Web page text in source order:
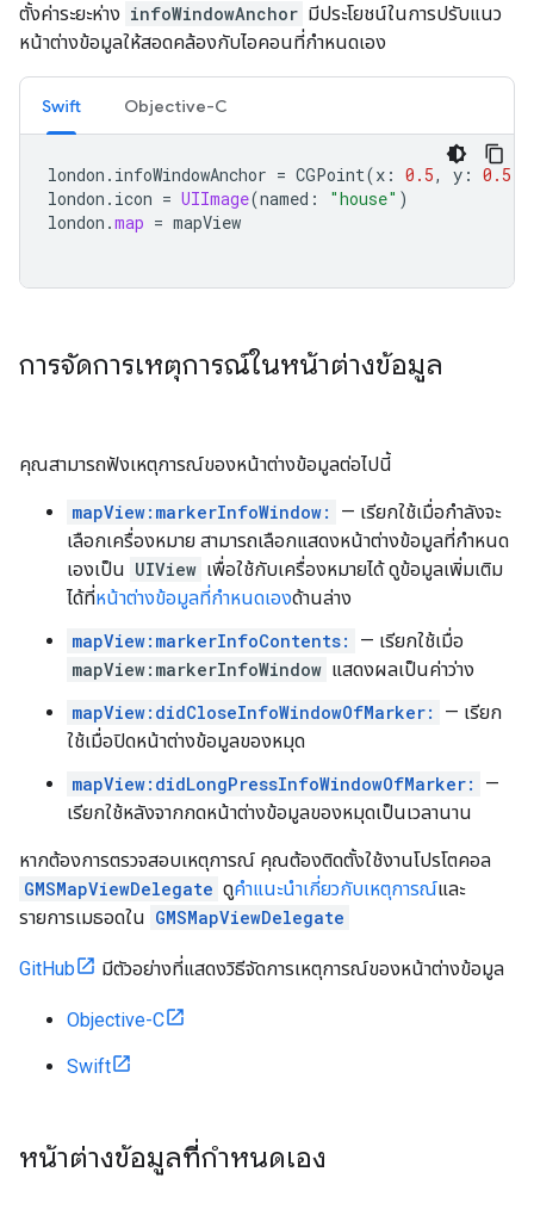
ตั้งค่าระยะห่าง infoWindowAnchor มีประโยชน์ในการปรับแนว
หน้าต่างข้อมูลให้สอดคล้องกับไอคอนที่กำหนดเอง
Swift Objective-C
london . infoWindowAnchor = CGPoint(x : 0.5, y : 0.5
london . icon = UIImage(named : "house" )
london .map = mapView
การจัดการเหตุการณ์ในหน้าต่างข้อมูล
คุณสามารถฟังเหตุการณ์ของหน้าต่างข้อมูลต่อไปนี้
mapView:markerInfoWindow:
— เรียกใช้เมื่อกําลังจะ
เลือกเครื่องหมาย สามารถเลือกแสดงหน้าต่างข้อมูลที่กำหนด
เองเป็น UIView เพื่อใช้กับเครื่องหมายได้ ดูข้อมูลเพิ่มเติม
ได้ที่หน้าต่างข้อมูลที่กำหนดเองด้านล่าง
mapView:markerInfoContents:
— เรียกใช้เมื่อ
mapView:markerInfoWindow แสดงผลเป็นค่าว่าง
mapView:didCloseInfoWindowOfMarker:
— เรียก
ใช้เมื่อปิดหน้าต่างข้อมูลของหมุด
mapView:didLongPressInfoWindowOfMarker:
—
เรียกใช้หลังจากกดหน้าต่างข้อมูลของหมุดเป็นเวลานาน
หากต้องการตรวจสอบเหตุการณ์ คุณต้องติดตั้งใช้งานโปรโตคอล
GMSMapViewDelegate ดูคําแนะนําเกี่ยวกับเหตุการณ์และ
รายการเมธอดใน GMSMapViewDelegate
GitHub มีตัวอย่างที่แสดงวิธีจัดการเหตุการณ์ของหน้าต่างข้อมูล
Objective-C
Swift
หน้าต่างข้อมูลที่กำหนดเอง